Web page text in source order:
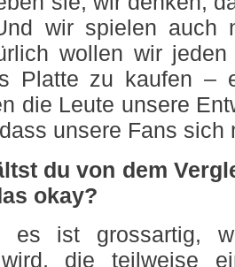
wir spielen auch
wollen wir
Platte zu kaufen –
die Leute unsere
unsere Fans sich
du von dem
okay?
es ist grossartig,
die teilweise